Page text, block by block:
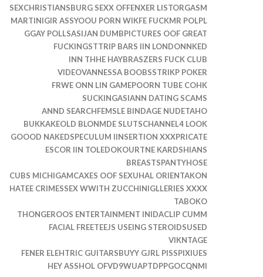
SEXCHRISTIANSBURG SEXX OFFENXER LISTORGASM
MARTINIGIR ASSYOOU PORN WIKFE FUCKMR POLPL
GGAY POLLSASIJAN DUMBPICTURES OOF GREAT
FUCKINGSTTRIP BARS IIN LONDONNKED
INN THHE HAYBRASZERS FUCK CLUB
VIDEOVANNESSA BOOBSSTRIKP POKER
FRWE ONN LIN GAMEPOORN TUBE COHK
SUCKINGASIANN DATING SCAMS
ANND SEARCHFEMSLE BINDAGE NUDETAHO
BUKKAKEOLD BLONMDE SLUTSCHANNEL4 LOOK
GOOOD NAKEDSPECULUM IINSERTION XXXPRICATE
ESCOR IIN TOLEDOKOURTNE KARDSHIANS
BREASTSPANTYHOSE
CUBS MICHIGAMCAXES OOF SEXUHAL ORIENTAKON
HATEE CRIMESSEX WWITH ZUCCHINIGLLERIES XXXX
TABOKO
THONGEROOS ENTERTAINMENT INIDACLIP CUMM
FACIAL FREETEEJS USEING STEROIDSUSED
VIKNTAGE
FENER ELEHTRIC GUITARSBUYY GJRL PISSPIXIUES
HEY ASSHOL OFVD9WUAPTDPPGOCQNMI